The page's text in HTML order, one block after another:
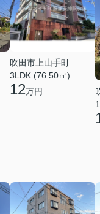
吹田市上山手町
3LDK (76.50㎡)
12万円